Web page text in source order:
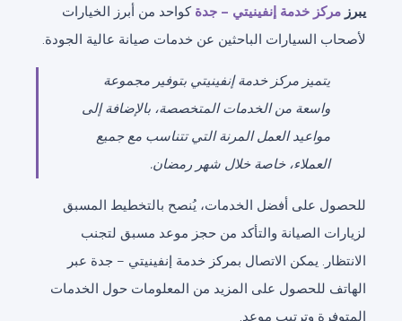
يبرز مركز خدمة إنفينيتي – جدة كواحد من أبرز الخيارات
لأصحاب السيارات الباحثين عن خدمات صيانة عالية الجودة.
يتميز مركز خدمة إنفينيتي بتوفير مجموعة
واسعة من الخدمات المتخصصة، بالإضافة إلى
مواعيد العمل المرنة التي تتناسب مع جميع
العملاء، خاصة خلال شهر رمضان.
للحصول على أفضل الخدمات، يُنصح بالتخطيط المسبق
لزيارات الصيانة والتأكد من حجز موعد مسبق لتجنب
الانتظار. يمكن الاتصال بمركز خدمة إنفينيتي – جدة عبر
الهاتف للحصول على المزيد من المعلومات حول الخدمات
المتوفرة وترتيب موعد.